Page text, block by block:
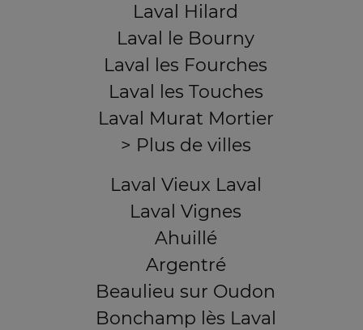
Laval Hilard
Laval le Bourny
Laval les Fourches
Laval les Touches
Laval Murat Mortier
> Plus de villes
Laval Vieux Laval
Laval Vignes
Ahuillé
Argentré
Beaulieu sur Oudon
Bonchamp lès Laval